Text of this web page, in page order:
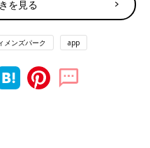
ろ！です』と言われたこと。
ツをたくさん持たせてくれれ
齢が早い子たちにいい意味
を見る
メンズパーク app